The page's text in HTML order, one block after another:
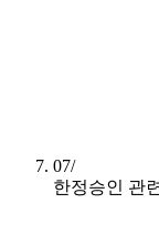
07/
한정승인 관